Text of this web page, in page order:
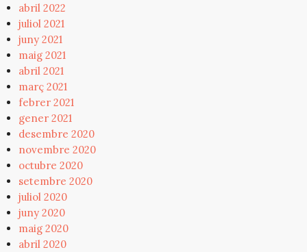
abril 2022
juliol 2021
juny 2021
maig 2021
abril 2021
març 2021
febrer 2021
gener 2021
desembre 2020
novembre 2020
octubre 2020
setembre 2020
juliol 2020
juny 2020
maig 2020
abril 2020